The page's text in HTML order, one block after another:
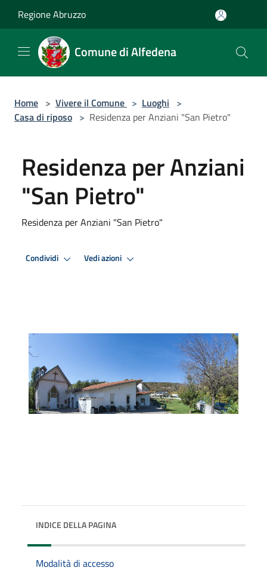
Regione Abruzzo
Comune di Alfedena
Home > Vivere il Comune > Luoghi >
Casa di riposo > Residenza per Anziani "San Pietro"
Residenza per Anziani
"San Pietro"
Residenza per Anziani "San Pietro"
Condividi Vedi azioni
INDICE DELLA PAGINA
Modalità di accesso